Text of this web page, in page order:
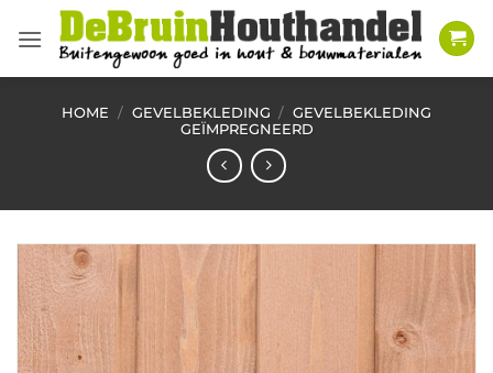
naar
HOME / GEVELBEKLEDING / GEVELBEKLEDING
GEÏMPREGNEERD